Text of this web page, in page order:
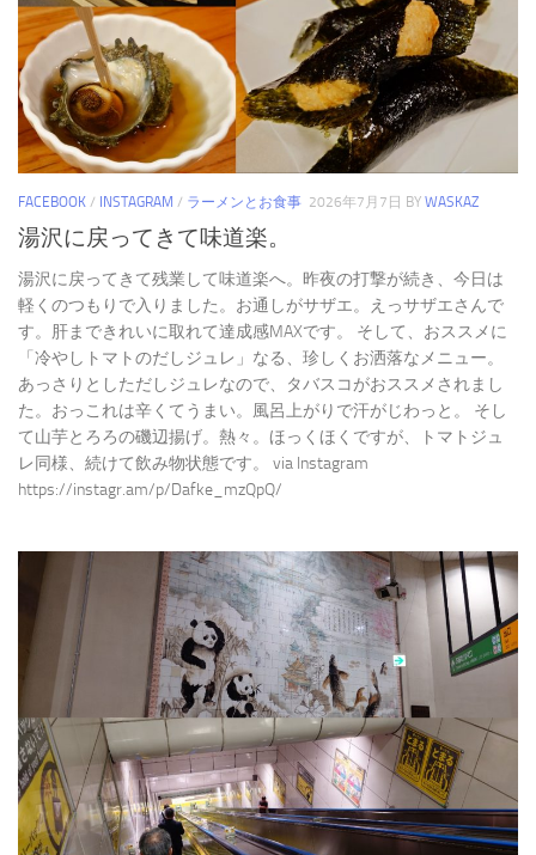
FACEBOOK / INSTAGRAM / ラーメンとお食事 2026年7月7日 BY WASKAZ
湯沢に戻ってきて味道楽。
湯沢に戻ってきて残業して味道楽へ。昨夜の打撃が続き、今日は
軽くのつもりで入りました。お通しがサザエ。えっサザエさんで
す。肝まできれいに取れて達成感MAXです。 そして、おススメに
「冷やしトマトのだしジュレ」なる、珍しくお洒落なメニュー。
あっさりとしただしジュレなので、タバスコがおススメされまし
た。おっこれは辛くてうまい。風呂上がりで汗がじわっと。 そし
て山芋とろろの磯辺揚げ。熱々。ほっくほくですが、トマトジュ
レ同様、続けて飲み物状態です。 via Instagram
https://instagr.am/p/Dafke_mzQpQ/